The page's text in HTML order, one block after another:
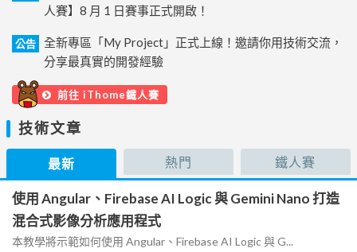
人賽】8 月 1 日賽事正式開啟！
公告
全新專區「My Project」正式上線！邀請你用技術交流，
分享最真實的開發經驗
前往 iThome鐵人賽
技術文章
最新 熱門 鐵人賽
使用 Angular、Firebase AI Logic 與 Gemini Nano 打造
混合式影像分析應用程式
本教學將示範如何使用 Angular、Firebase AI Logic 與 G...